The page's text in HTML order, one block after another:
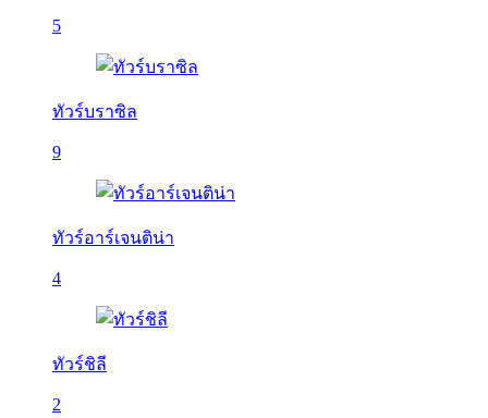
5
ทัวร์บราซิล
9
ทัวร์อาร์เจนติน่า
4
ทัวร์ชิลี
2